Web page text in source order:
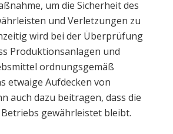
um die Sicherheit des
und Verletzungen zu
wird bei der Überprüfung
Produktionsanlagen und
ordnungsgemäß
etwaige Aufdecken von
auch dazu beitragen, dass die
gewährleistet bleibt.